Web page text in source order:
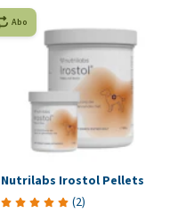
Abo
Nutrilabs Irostol Pellets
(2)